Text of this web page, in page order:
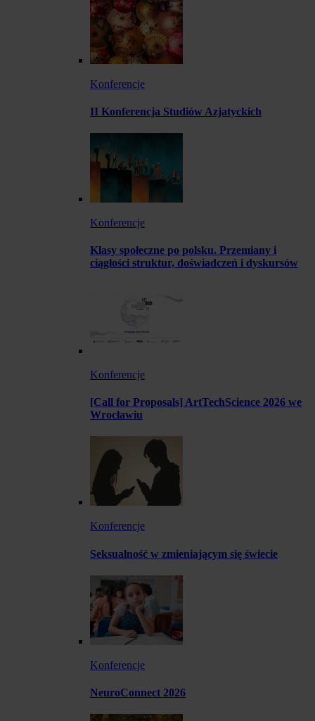
Konferencje
II Konferencja Studiów Azjatyckich
Konferencje
Klasy społeczne po polsku. Przemiany i
ciągłości struktur, doświadczeń i dyskursów
Konferencje
[Call for Proposals] ArtTechScience 2026 we
Wrocławiu
Konferencje
Seksualność w zmieniającym się świecie
Konferencje
NeuroConnect 2026